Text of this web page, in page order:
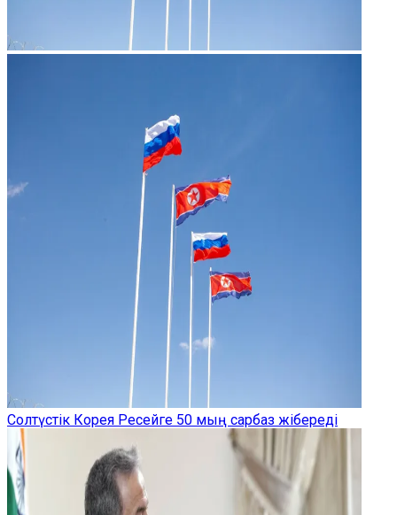
Солтүстік Корея Ресейге 50 мың сарбаз жібереді